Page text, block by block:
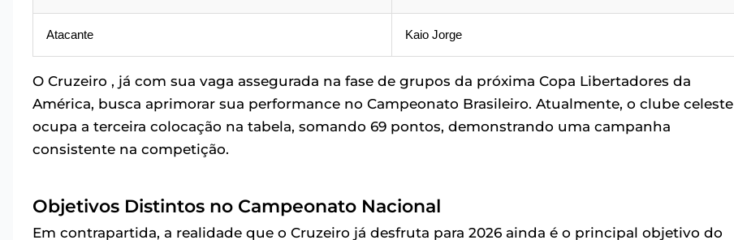
Atacante Kaio Jorge
O Cruzeiro , já com sua vaga assegurada na fase de grupos da próxima Copa Libertadores da
América, busca aprimorar sua performance no Campeonato Brasileiro. Atualmente, o clube celeste
ocupa a terceira colocação na tabela, somando 69 pontos, demonstrando uma campanha
consistente na competição.
Objetivos Distintos no Campeonato Nacional
Em contrapartida, a realidade que o Cruzeiro já desfruta para 2026 ainda é o principal objetivo do